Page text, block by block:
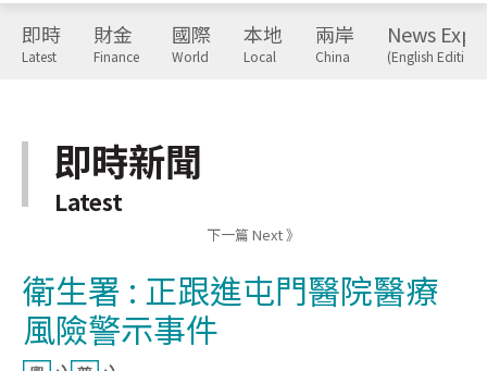
即時
Latest
財金
Finance
國際
World
本地
Local
兩岸
China
News
(English Edition)
即時新聞
Latest
下一篇 Next 》
衛生署 : 正跟進屯門醫院醫療
風險警示事件